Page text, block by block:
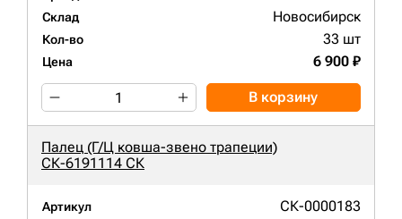
Склад Новосибирск
Кол-во 33 шт
Цена 6 900 ₽
В корзину
Палец (Г/Ц ковша-звено трапеции)
СК-6191114 СК
Артикул СК-0000183